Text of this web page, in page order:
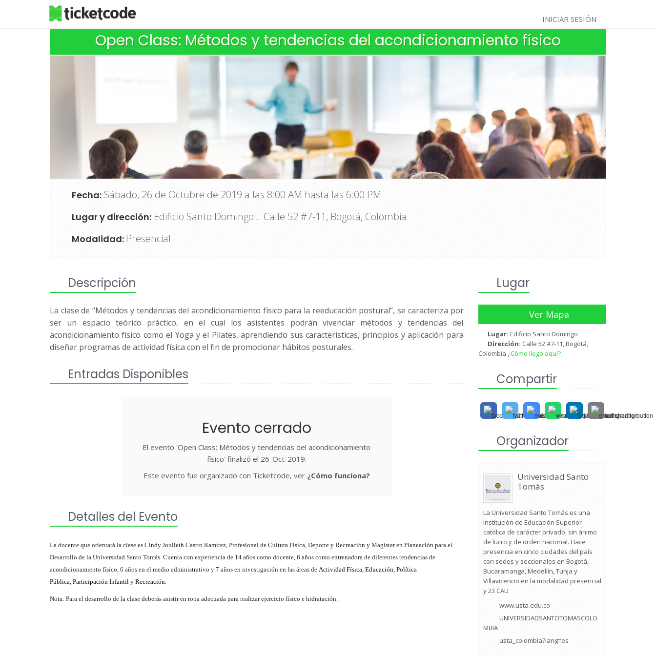
INICIAR SESIÓN
Open Class: Métodos y tendencias del acondicionamiento físico
Fecha: Sábado, 26 de Octubre de 2019 a las 8:00 AM hasta las 6:00 PM
Lugar y dirección: Edificio Santo Domingo . Calle 52 #7-11, Bogotá, Colombia
Modalidad: Presencial
Descripción
La clase de “Métodos y tendencias del acondicionamiento físico para la reeducación postural”, se caracteriza por
ser un espacio teórico práctico, en el cual los asistentes podrán vivenciar métodos y tendencias del
acondicionamiento físico como el Yoga y el Pilates, aprendiendo sus características, principios y aplicación para
diseñar programas de actividad física con el fin de promocionar hábitos posturales.
Entradas Disponibles
Evento cerrado
El evento 'Open Class: Métodos y tendencias del acondicionamiento
físico' finalizó el 26-Oct-2019.
Este evento fue organizado con Ticketcode, ver ¿Cómo funciona?
Detalles del Evento
La docente que orientará la clase es Cindy Joulieth Castro Ramírez, Profesional de Cultura Física, Deporte y Recreación y Magíster en Planeación para el
Desarrollo de la Universidad Santo Tomás. Cuenta con experiencia de 14 años como docente, 6 años como entrenadora de diferentes tendencias de
acondicionamiento físico, 6 años en el medio administrativo y 7 años en investigación en las áreas de Actividad Física, Educación, Política
Pública, Participación Infantil y Recreación.
Nota: Para el desarrollo de la clase deberás asistir en ropa adecuada para realizar ejercicio físico e hidratación.
Lugar
Ver Mapa
Lugar: Edificio Santo Domingo
Dirección: Calle 52 #7-11, Bogotá,
Colombia ¿Cómo llego aquí?
Compartir
Organizador
Universidad Santo
Tomás
La Universidad Santo Tomás es una
Institución de Educación Superior
católica de carácter privado, sin ánimo
de lucro y de orden nacional. Hace
presencia en cinco ciudades del país
con sedes y seccionales en Bogotá,
Bucaramanga, Medellín, Tunja y
Villavicencio en la modalidad presencial
y 23 CAU
www.usta.edu.co
UNIVERSIDADSANTOTOMASCOLO
MBIA
usta_colombia?lang=es